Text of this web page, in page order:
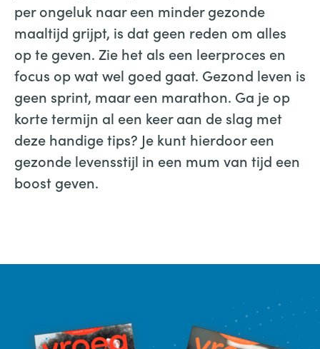
per ongeluk naar een minder gezonde
maaltijd grijpt, is dat geen reden om alles
op te geven. Zie het als een leerproces en
focus op wat wel goed gaat. Gezond leven is
geen sprint, maar een marathon. Ga je op
korte termijn al een keer aan de slag met
deze handige tips? Je kunt hierdoor een
gezonde levensstijl in een mum van tijd een
boost geven.